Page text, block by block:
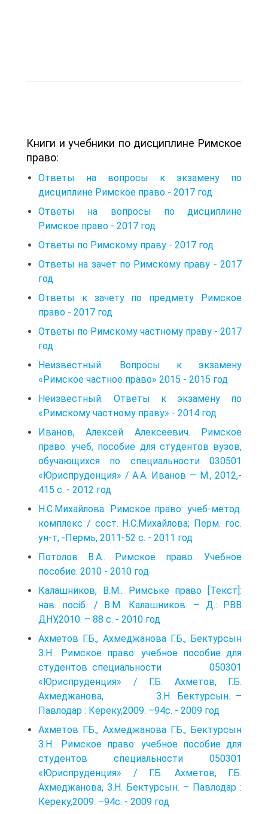
Книги и учебники по дисциплине Римское
право:
Ответы на вопросы к экзамену по
дисциплине Римское право - 2017 год
Ответы на вопросы по дисциплине
Римское право - 2017 год
Ответы по Римскому праву - 2017 год
Ответы на зачет по Римскому праву - 2017
год
Ответы к зачету по предмету Римское
право - 2017 год
Ответы по Римскому частному праву - 2017
год
Неизвестный. Вопросы к экзамену
«Римское частное право» 2015 - 2015 год
Неизвестный. Ответы к экзамену по
«Римскому частному праву» - 2014 год
Иванов, Алексей Алексеевич. Римское
право: учеб, пособие для студентов вузов,
обучающих­ся по специальности 030501
«Юриспруденция» / А.А. Иванов — М., 2012,-
415 с. - 2012 год
Н.С.Михайлова. Римское право: учеб-метод.
комплекс / сост. Н.С.Михайлова; Перм. гос.
ун-т, -Пермь, 2011-52 с. - 2011 год
Потолов В.А.. Римское право. Учебное
пособие. 2010 - 2010 год
Калашников, В.М.. Римське право [Текст]:
нав. посіб. / В.М. Калашников. – Д.: РВВ
ДНУ,2010. – 88 с. - 2010 год
Ахметов Г.Б., Ахмеджанова Г.Б., Бектурсын
З.Н.. Римское право: учебное пособие для
студентов специальности 050301
«Юриспруденция» / Г.Б. Ахметов, Г.Б.
Ахмеджанова, З.Н. Бектурсын. –
Павлодар : Кереку,2009. –94с. - 2009 год
Ахметов Г.Б., Ахмеджанова Г.Б., Бектурсын
З.Н.. Римское право: учебное пособие для
студентов специальности 050301
«Юриспруденция» / Г.Б. Ахметов, Г.Б.
Ахмеджанова, З.Н. Бектурсын. – Павлодар :
Кереку,2009. –94с. - 2009 год